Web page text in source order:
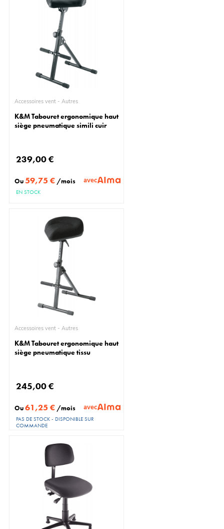
Accessoires vent - Autres
K&M Tabouret ergonomique haut
siège pneumatique simili cuir
239,00 €
Ou59,75 € /mois avec
EN STOCK
Accessoires vent - Autres
K&M Tabouret ergonomique haut
siège pneumatique tissu
245,00 €
Ou61,25 € /mois avec
PAS DE STOCK - DISPONIBLE SUR
COMMANDE